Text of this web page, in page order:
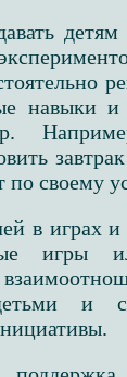
детям
навыки и
по своему
в играх и
игры
и